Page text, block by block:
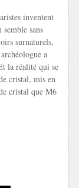
inventent
sans
surnaturels,
a
la réalité qui se
cristal, mis en
cristal que M6